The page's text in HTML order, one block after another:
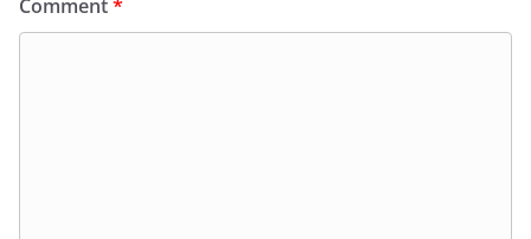
Comment*